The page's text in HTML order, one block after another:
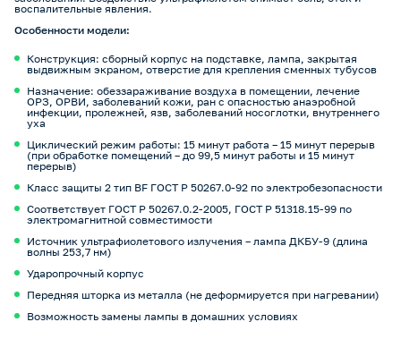
воспалительные явления.
Особенности модели:
Конструкция: сборный корпус на подставке, лампа, закрытая
выдвижным экраном, отверстие для крепления сменных тубусов
Назначение: обеззараживание воздуха в помещении, лечение
ОРЗ, ОРВИ, заболеваний кожи, ран с опасностью анаэробной
инфекции, пролежней, язв, заболеваний носоглотки, внутреннего
уха
Циклический режим работы: 15 минут работа – 15 минут перерыв
(при обработке помещений – до 99,5 минут работы и 15 минут
перерыв)
Класс защиты 2 тип BF ГОСТ Р 50267.0-92 по электробезопасности
Соответствует ГОСТ Р 50267.0.2-2005, ГОСТ Р 51318.15-99 по
электромагнитной совместимости
Источник ультрафиолетового излучения – лампа ДКБУ-9 (длина
волны 253,7 нм)
Ударопрочный корпус
Передняя шторка из металла (не деформируется при нагревании)
Возможность замены лампы в домашних условиях